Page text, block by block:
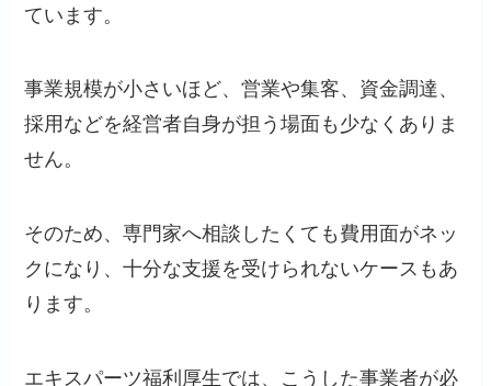
ています。
事業規模が小さいほど、営業や集客、資金調達、
採用などを経営者自身が担う場面も少なくありま
せん。
そのため、専門家へ相談したくても費用面がネッ
クになり、十分な支援を受けられないケースもあ
ります。
エキスパーツ福利厚生では、こうした事業者が必